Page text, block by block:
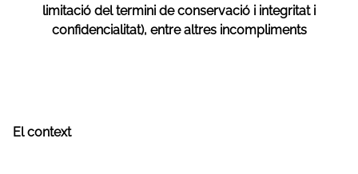
limitació del termini de conservació i integritat i
confidencialitat), entre altres incompliments
El context